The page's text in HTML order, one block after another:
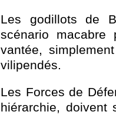
Les godillots de
scénario
vantée,
vilipendés.
Les Forces de
hiérarchie, doivent